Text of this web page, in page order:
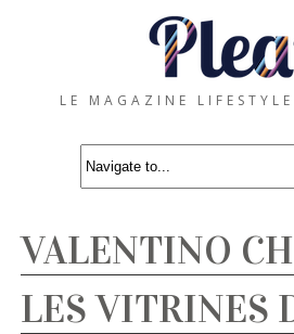
LE MAGAZINE
VALENTINO
LES VITRINES